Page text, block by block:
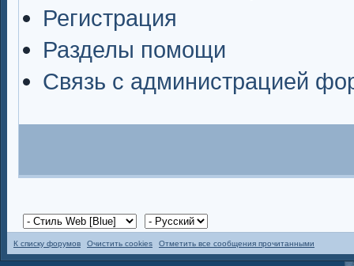
Регистрация
Разделы помощи
Связь с администрацией
К списку форумов Очистить cookies Отметить все сообщения прочитанными